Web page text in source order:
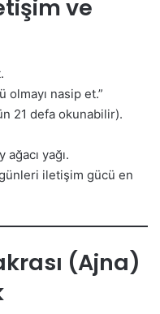
ve
olmayı nasip et.”
21 defa okunabilir).
ağacı yağı.
iletişim gücü en
(Ajna)